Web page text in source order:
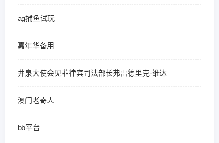
ag捕鱼试玩
嘉年华备用
井泉大使会见菲律宾司法部长弗雷德里克·维达
澳门老奇人
bb平台